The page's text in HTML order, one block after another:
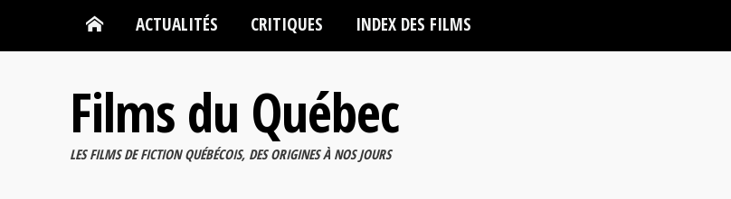
ACTUALITÉS CRITIQUES INDEX DES FILMS
Films du Québec
LES FILMS DE FICTION QUÉBÉCOIS, DES ORIGINES À NOS JOURS